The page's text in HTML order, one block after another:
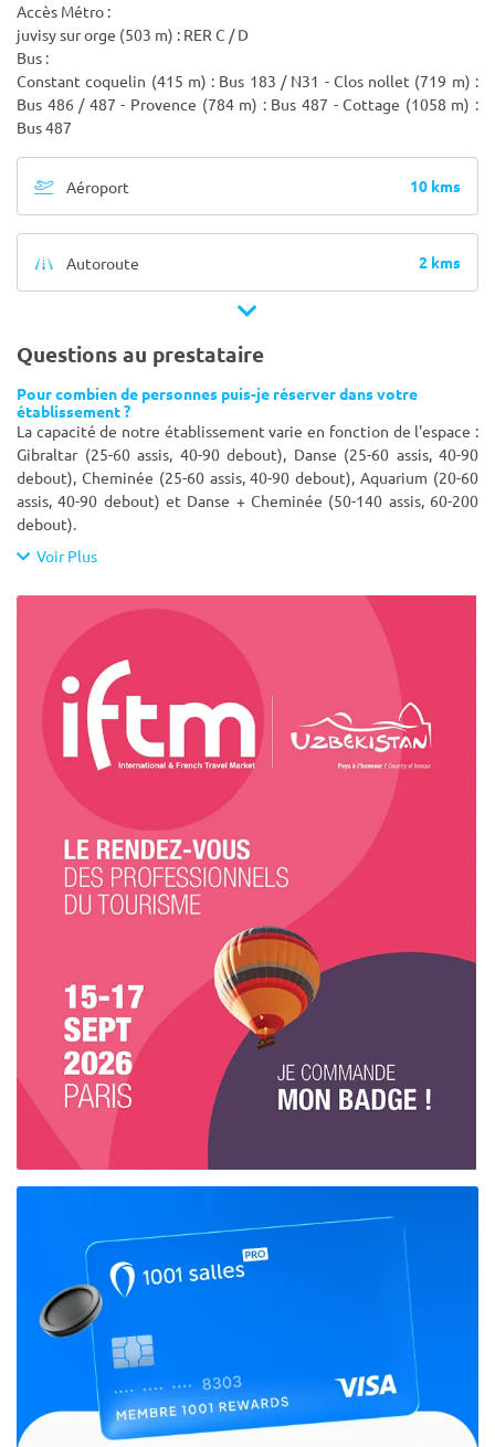
Accès Métro :
juvisy sur orge (503 m) : RER C / D
Bus :
Constant coquelin (415 m) : Bus 183 / N31 - Clos nollet (719 m) :
Bus 486 / 487 - Provence (784 m) : Bus 487 - Cottage (1058 m) :
Bus 487
Aéroport 10 kms
Autoroute 2 kms
Questions au prestataire
Pour combien de personnes puis-je réserver dans votre
établissement ?
La capacité de notre établissement varie en fonction de l'espace :
Gibraltar (25-60 assis, 40-90 debout), Danse (25-60 assis, 40-90
debout), Cheminée (25-60 assis, 40-90 debout), Aquarium (20-60
assis, 40-90 debout) et Danse + Cheminée (50-140 assis, 60-200
debout).
Voir Plus